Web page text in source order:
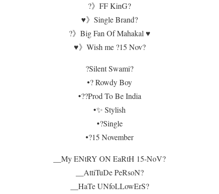
?》FF KinG?
♥️》Single Brand?
?》Big Fan Of Mahakal ♥️
♥️》Wish me ?15 Nov?
?Silent Swami?
•? Rowdy Boy
•??Prod To Be India
•✨ Stylish
•?Single
•?15 November
__My ENtRY ON EaRtH 15-NoV?
__AttiTuDe PeRsoN?
__HaTe UNfoLLowErS?